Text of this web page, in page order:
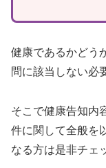
健康であるかどう
問に該当しない必
そこで健康告知内
件に関して全般を
なる方は是非チェ